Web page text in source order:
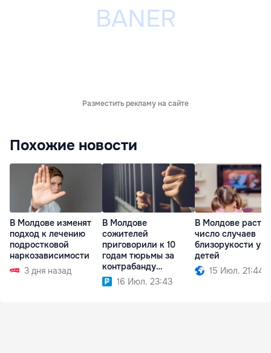
Разместить рекламу на сайте
Похожие новости
В Молдове изменят
подход к лечению
подростковой
наркозависимости
3 дня назад
В Молдове
сожителей
приговорили к 10
годам тюрьмы за
контрабанду
наркотиков
16 Июл. 23:43
В Молдове растёт
число случаев
близорукости у
детей
15 Июл. 21:44